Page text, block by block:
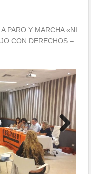
PARO Y MARCHA «NI
CON DERECHOS –
Next